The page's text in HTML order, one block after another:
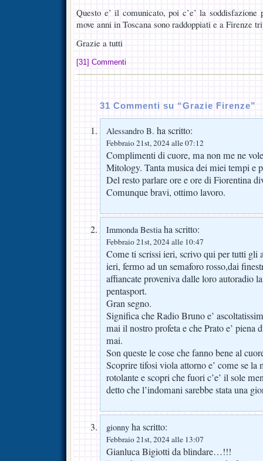
Questo e’ il comunicato, poi c’e’ la
move anni in Toscana sono raddoppiati e a Firenze
Grazie a tutti
[31] Commenti
31 Commenti su “Grazie Firenze”
Alessandro B. ha scritto:
Febbraio 21st, 2024 alle 07:12
Complimenti di cuore, ma non me ne
Mitology. Tanta musica dei miei tempi e
Del resto parlare ore e ore di Fiorentina
Comunque bravi, ottimo lavoro.
Immonda Bestiaha scritto:
Febbraio 21st, 2024 alle 10:47
Come ti scrissi ieri, scrivo qui per tutti gli
ieri, fermo ad un semaforo rosso,dai
affiancate proveniva dalle loro autoradio
pentasport.
Gran segno.
Significa che Radio Bruno e’
mai il nostro profeta e che Prato e’ piena
mai.
Son queste le cose che fanno bene al
Scoprire tifosi viola attorno e’ come se
rotolante e scopri che fuori c’e’ il sole
detto che l’indomani sarebbe stata una
gionny ha scritto:
Febbraio 21st, 2024 alle 13:07
Gianluca Bigiotti da blindare…!!!